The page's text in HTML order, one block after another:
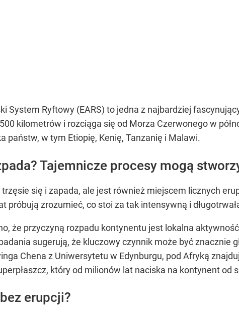
System Ryftowy (EARS) to jedna z najbardziej
kilometrów i rozciąga się od Morza Czerwonego w
państw, w tym Etiopię, Kenię, Tanzanię i Malawi.
Tajemnicze procesy mogą
się i zapada, ale jest również miejscem licznych
próbują zrozumieć, co stoi za tak intensywną i
że przyczyną rozpadu kontynentu jest lokalna
sugerują, że kluczowy czynnik może być znacznie
Chena z Uniwersytetu w Edynburgu, pod Afryką
który od milionów lat naciska na kontynent od
erupcji?